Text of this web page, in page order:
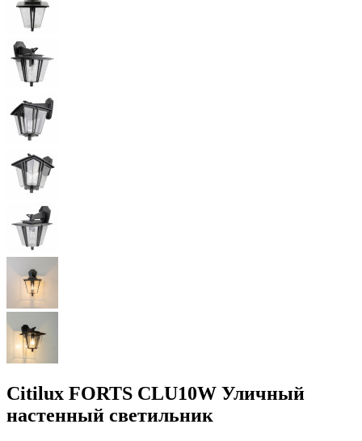
Citilux FORTS CLU10W Уличный
настенный светильник